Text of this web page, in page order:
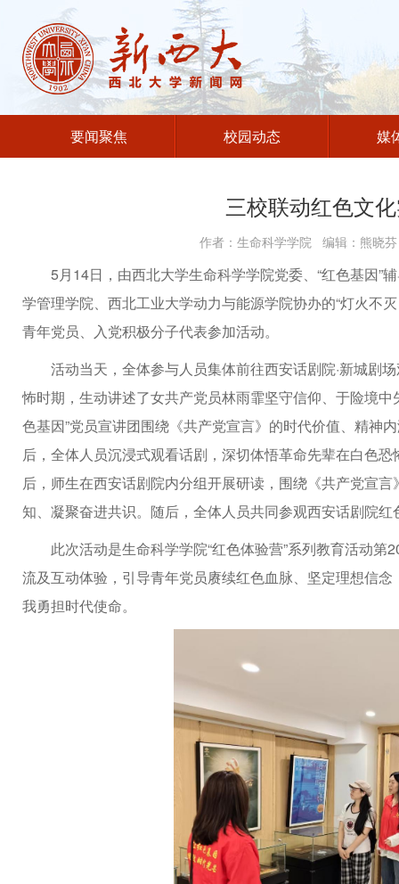
要闻聚焦 校园动态 媒
三校联动红色文
作者：生命科学学院 编辑：熊
5月14日，由西北大学生命科学学院党委、“红色基因”
学管理学院、西北工业大学动力与能源学院协办的“灯火不
青年党员、入党积极分子代表参加活动。
活动当天，全体参与人员集体前往西安话剧院·新城剧
怖时期，生动讲述了女共产党员林雨霏坚守信仰、于险境
色基因”党员宣讲团围绕《共产党宣言》的时代价值、精神
后，全体人员沉浸式观看话剧，深切体悟革命先辈在白色
后，师生在西安话剧院内分组开展研读，围绕《共产党宣
知、凝聚奋进共识。随后，全体人员共同参观西安话剧院
此次活动是生命科学学院“红色体验营”系列教育活动
流及互动体验，引导青年党员赓续红色血脉、坚定理想信
我勇担时代使命。